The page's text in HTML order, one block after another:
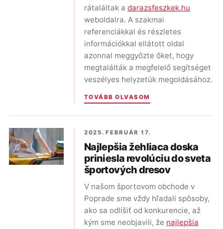
rátaláltak a darazsfeszkek.hu
weboldalra. A szakmai
referenciákkal és részletes
információkkal ellátott oldal
azonnal meggyőzte őket, hogy
megtalálták a megfelelő segítséget
veszélyes helyzetük megoldásához.
TOVÁBB OLVASOM
2025. FEBRUÁR 17.
Najlepšia žehliaca doska
priniesla revolúciu do sveta
športových dresov
V našom športovom obchode v
Poprade sme vždy hľadali spôsoby,
ako sa odlíšiť od konkurencie, až
kým sme neobjavili, že najlepšia